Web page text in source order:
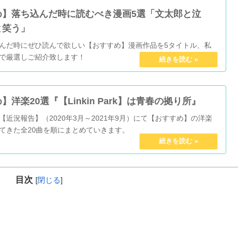
】落ち込んだ時に読むべき漫画5選「文太郎と泣
う」
だ時にぜひ読んで欲しい【おすすめ】漫画作品を5タイトル、私
厳選しご紹介致します！
】洋楽20選『【Linkin Park】は青春の拠り所』
近況報告】（2020年3月～2021年9月）にて【おすすめ】の洋楽
きた全20曲を順にまとめていきます。
目次 [閉じる]